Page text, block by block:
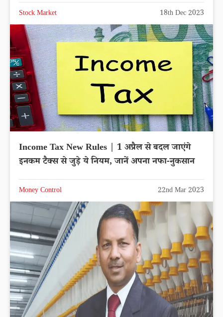
Stock Market 18th Dec 2023
Income Tax New Rules | 1 अप्रैल से बदल जाएंगे
इनकम टैक्स से जुड़े ये नियम, जानें अपना नफा-नुकसान
Money Control 22nd Mar 2023